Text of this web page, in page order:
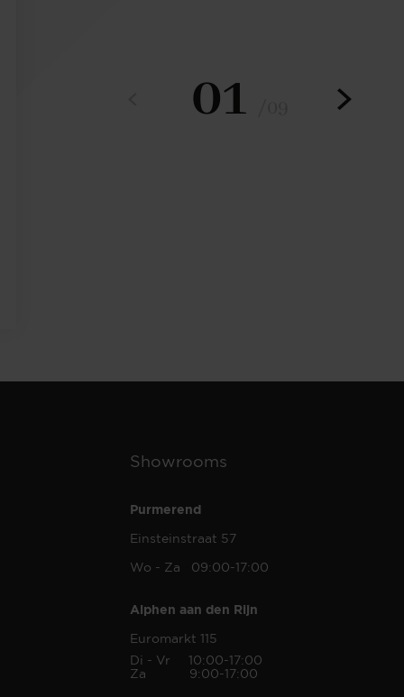
01
Showrooms
Purmerend
Einsteinstraat 57
Wo - Za 09:00-17:00
Alphen aan den Rijn
Euromarkt 115
Di - Vr 10:00-17:00
Za 9:00-17:00